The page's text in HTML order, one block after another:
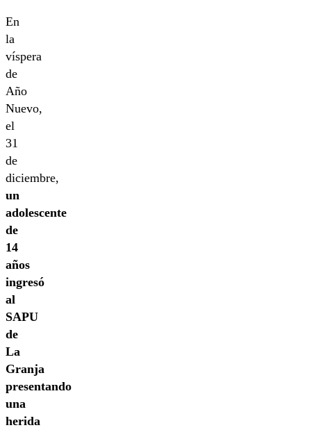
En
la
víspera
de
Año
Nuevo,
el
31
de
diciembre,
un
adolescente
de
14
años
ingresó
al
SAPU
de
La
Granja
presentando
una
herida